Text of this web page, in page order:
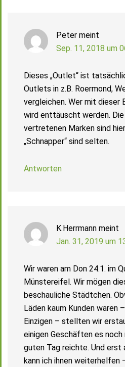
Peter meint
Sep. 11, 2018 um
Dieses „Outlet“ ist
Outlets in z.B. Roermond,
vergleichen. Wer mit dieser
wird enttäuscht werden.
vertretenen Marken sind
„Schnapper“ sind selten.
Antworten
K.Herrmann meint
Jan. 31, 2019 um
Wir waren am Don 24.1. im
Münstereifel. Wir mögen
beschauliche Städtchen.
Läden kaum Kunden waren
Einzigen – stellten wir
einigen Geschäften es noch
guten Tag reichte. Und erst
kann ich ihnen weiterhelfen